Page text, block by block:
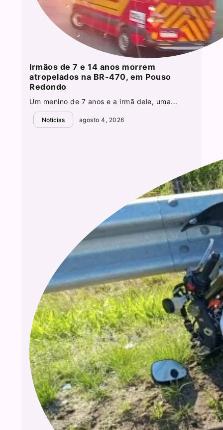
Irmãos de 7 e 14 anos morrem
atropelados na BR-470, em Pouso
Redondo
Um menino de 7 anos e a irmã dele, uma...
Notícias agosto 4, 2026